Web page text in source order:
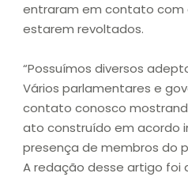
entraram em contato com
estarem revoltados.
“Possuímos diversos
Vários parlamentares e
contato conosco
ato construído em acordo
presença de membros do
A redação desse artigo foi